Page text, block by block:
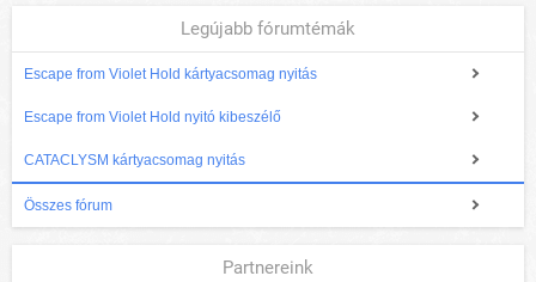
Legújabb fórumtémák
Escape from Violet Hold kártyacsomag nyitás
Escape from Violet Hold nyitó kibeszélő
CATACLYSM kártyacsomag nyitás
Összes fórum
Partnereink